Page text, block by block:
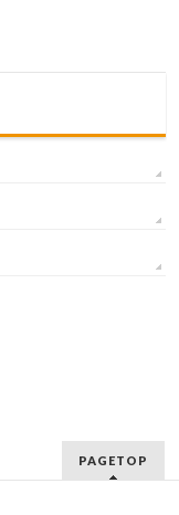
PAGETOP